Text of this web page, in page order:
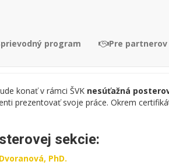
program Pre partnerov
Posterová
konať v rámci ŠVK nesúťažná
prezentovať svoje práce. Okrem
sekcie:
PhD.